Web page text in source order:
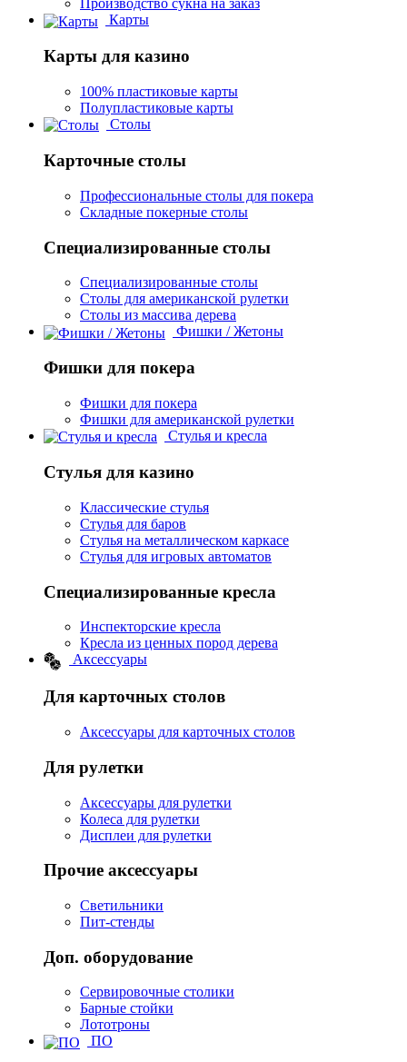
Производство сукна на заказ
Карты
Карты для казино
100% пластиковые карты
Полупластиковые карты
Столы
Карточные столы
Профессиональные столы для покера
Складные покерные столы
Специализированные столы
Специализированные столы
Столы для американской рулетки
Столы из массива дерева
Фишки / Жетоны
Фишки для покера
Фишки для покера
Фишки для американской рулетки
Стулья и кресла
Стулья для казино
Классические стулья
Стулья для баров
Стулья на металлическом каркасе
Стулья для игровых автоматов
Специализированные кресла
Инспекторские кресла
Кресла из ценных пород дерева
Аксессуары
Для карточных столов
Аксессуары для карточных столов
Для рулетки
Аксессуары для рулетки
Колеса для рулетки
Дисплеи для рулетки
Прочие аксессуары
Светильники
Пит-стенды
Доп. оборудование
Сервировочные столики
Барные стойки
Лототроны
ПО